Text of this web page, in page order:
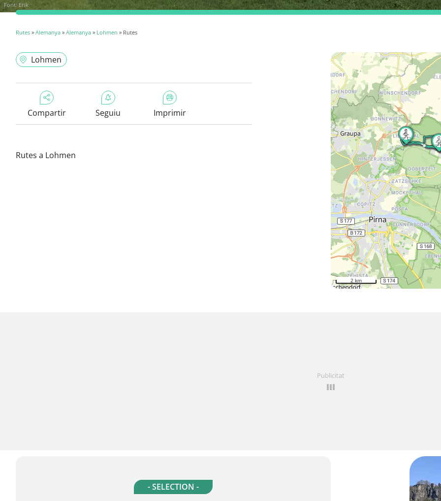
Font: Erik
Rutes » Alemanya » Alemanya » Lohmen » Rutes
Lohmen
Compartir Seguiu Imprimir
Rutes a Lohmen
2 km
Publicitat
- SELECTION -